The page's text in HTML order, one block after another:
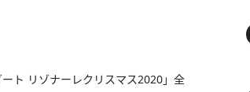
ト リゾナーレクリスマス2020」全